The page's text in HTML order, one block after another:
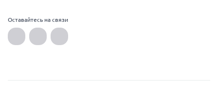
Оставайтесь на связи